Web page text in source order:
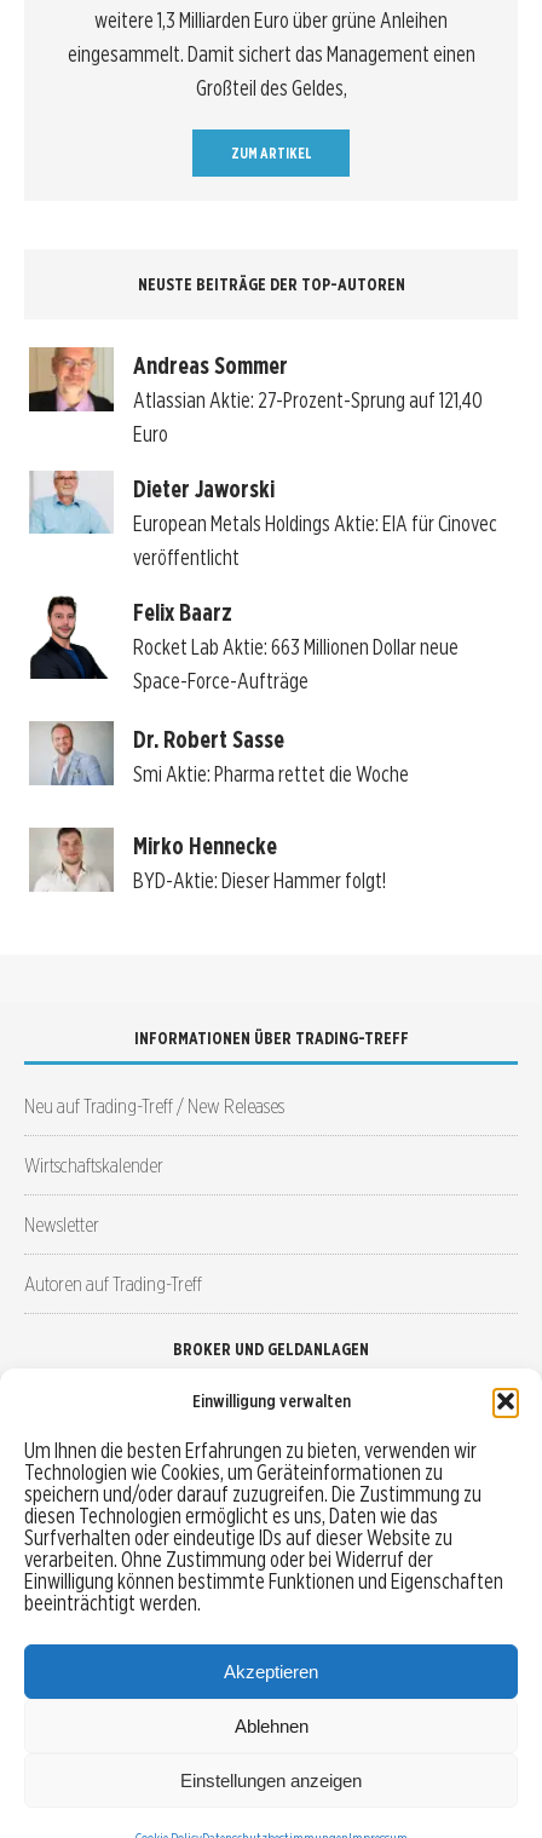
Einwilligung verwalten
Um Ihnen die besten Erfahrungen zu bieten, verwenden wir
Technologien wie Cookies, um Geräteinformationen zu
speichern und/oder darauf zuzugreifen. Die Zustimmung zu
diesen Technologien ermöglicht es uns, Daten wie das
Surfverhalten oder eindeutige IDs auf dieser Website zu
verarbeiten. Ohne Zustimmung oder bei Widerruf der
Einwilligung können bestimmte Funktionen und Eigenschaften
beeinträchtigt werden.
Akzeptieren
Ablehnen
Einstellungen anzeigen
weitere 1,3 Milliarden Euro über grüne Anleihen
eingesammelt. Damit sichert das Management einen
Großteil des Geldes,
ZUM ARTIKEL
NEUSTE BEITRÄGE DER TOP-AUTOREN
Andreas Sommer
Atlassian Aktie: 27-Prozent-Sprung auf 121,40
Euro
Dieter Jaworski
European Metals Holdings Aktie: EIA für Cinovec
veröffentlicht
Felix Baarz
Rocket Lab Aktie: 663 Millionen Dollar neue
Space-Force-Aufträge
Dr. Robert Sasse
Smi Aktie: Pharma rettet die Woche
Mirko Hennecke
BYD-Aktie: Dieser Hammer folgt!
INFORMATIONEN ÜBER TRADING-TREFF
Neu auf Trading-Treff / New Releases
Wirtschaftskalender
Newsletter
Autoren auf Trading-Treff
BROKER UND GELDANLAGEN
Robo-Advisor vergleichen
Depotvergleich
Festgeld vergleichen
Tagesgeld vergleichen